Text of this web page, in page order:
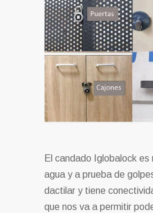
El candado Iglobalock es
agua y a prueba de
dactilar y tiene
que nos va a permitir